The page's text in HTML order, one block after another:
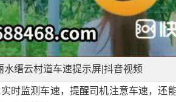
水缙云村道车速提示屏|抖音视频
时监测车速，提醒司机注意车速，还